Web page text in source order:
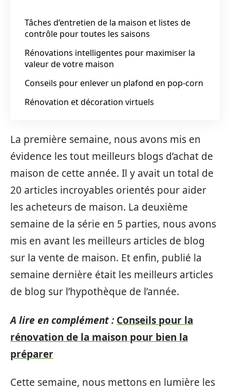
Tâches d’entretien de la maison et listes de
contrôle pour toutes les saisons
Rénovations intelligentes pour maximiser la
valeur de votre maison
Conseils pour enlever un plafond en pop-corn
Rénovation et décoration virtuels
La première semaine, nous avons mis en
évidence les tout meilleurs blogs d’achat de
maison de cette année. Il y avait un total de
20 articles incroyables orientés pour aider
les acheteurs de maison. La deuxième
semaine de la série en 5 parties, nous avons
mis en avant les meilleurs articles de blog
sur la vente de maison. Et enfin, publié la
semaine dernière était les meilleurs articles
de blog sur l’hypothèque de l’année.
A lire en complément : Conseils pour la
rénovation de la maison pour bien la
préparer
Cette semaine, nous mettons en lumière les